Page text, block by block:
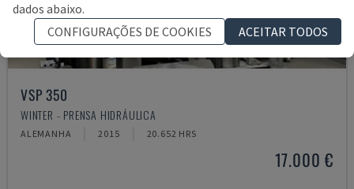
VSP 350
WINTER - PRENSA HIDRÁULICA
ALEMANHA 2015 20.652 HRS
17.000 €
dados abaixo.
CONFIGURAÇÕES DE COOKIES
ACEITAR TODOS